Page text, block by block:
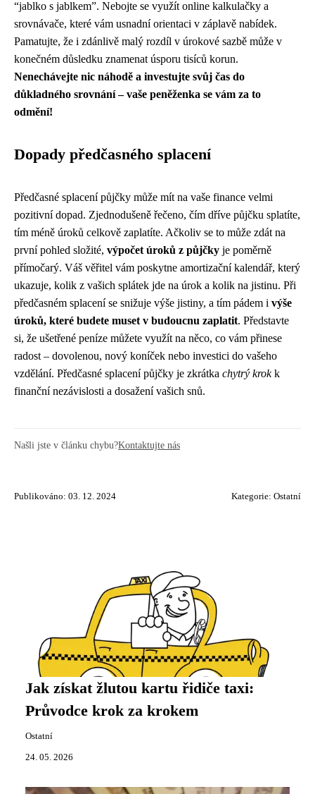
“jablko s jablkem”. Nebojte se využít online kalkulačky a
srovnávače, které vám usnadní orientaci v záplavě nabídek.
Pamatujte, že i zdánlivě malý rozdíl v úrokové sazbě může v
konečném důsledku znamenat úsporu tisíců korun.
Nenechávejte nic náhodě a investujte svůj čas do
důkladného srovnání – vaše peněženka se vám za to
odmění!
Dopady předčasného splacení
Předčasné splacení půjčky může mít na vaše finance velmi
pozitivní dopad. Zjednodušeně řečeno, čím dříve půjčku splatíte,
tím méně úroků celkově zaplatíte. Ačkoliv se to může zdát na
první pohled složité, výpočet úroků z půjčky je poměrně
přímočarý. Váš věřitel vám poskytne amortizační kalendář, který
ukazuje, kolik z vašich splátek jde na úrok a kolik na jistinu. Při
předčasném splacení se snižuje výše jistiny, a tím pádem i výše
úroků, které budete muset v budoucnu zaplatit. Představte
si, že ušetřené peníze můžete využít na něco, co vám přinese
radost – dovolenou, nový koníček nebo investici do vašeho
vzdělání. Předčasné splacení půjčky je zkrátka chytrý krokk
finanční nezávislosti a dosažení vašich snů.
Našli jste v článku chybu?Kontaktujte nás
Publikováno: 03. 12. 2024 Kategorie: Ostatní
Jak získat žlutou kartu řidiče taxi:
Průvodce krok za krokem
Ostatní
24. 05. 2026